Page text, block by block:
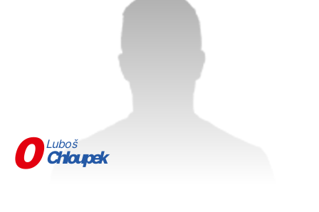
0 Luboš
Chloupek